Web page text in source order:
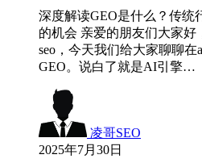
深度解读GEO是什么？传统
的机会 亲爱的朋友们大家
seo，今天我们给大家聊聊在
GEO。说白了就是AI引擎…
凌哥SEO
2025年7月30日